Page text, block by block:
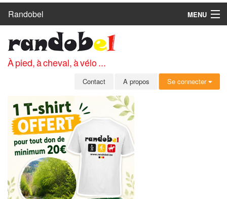
Randobel
MENU
CIRCUITS
CLUBS
MEMBRES
SE CONNECTER
INSCRIPTION GRATUITE
MOT DE PASSE OUBLIÉ
À pied, à cheval, à vélo ...
Contact A propos Se connecter